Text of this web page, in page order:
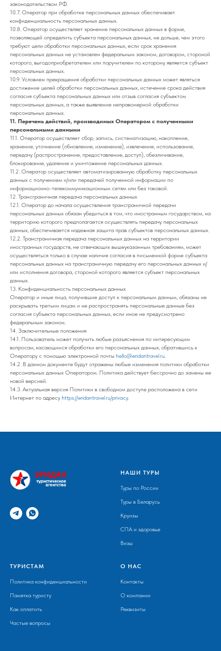
законодательством РФ.
10.7. Оператор при обработке персональных данных обеспечивает
конфиденциальность персональных данных.
10.8. Оператор осуществляет хранение персональных данных в форме,
позволяющей определить субъекта персональных данных, не дольше, чем этого
требуют цели обработки персональных данных, если срок хранения
персональных данных не установлен федеральным законом, договором, стороной
которого, выгодоприобретателем или поручителем по которому является субъект
персональных данных.
10.9. Условием прекращения обработки персональных данных может являться
достижение целей обработки персональных данных, истечение срока действия
согласия субъекта персональных данных или отзыв согласия субъектом
персональных данных, а также выявление неправомерной обработки
персональных данных.
11. Перечень действий, производимых Оператором с полученными
персональными данными
11.1. Оператор осуществляет сбор, запись, систематизацию, накопление,
хранение, уточнение (обновление, изменение), извлечение, использование,
передачу (распространение, предоставление, доступ), обезличивание,
блокирование, удаление и уничтожение персональных данных.
11.2. Оператор осуществляет автоматизированную обработку персональных
данных с получением и/или передачей полученной информации по
информационно-телекоммуникационным сетям или без таковой.
12. Трансграничная передача персональных данных
12.1. Оператор до начала осуществления трансграничной передачи
персональных данных обязан убедиться в том, что иностранным государством, на
территорию которого предполагается осуществлять передачу персональных
данных, обеспечивается надежная защита прав субъектов персональных данных.
12.2. Трансграничная передача персональных данных на территории
иностранных государств, не отвечающих вышеуказанным требованиям, может
осуществляться только в случае наличия согласия в письменной форме субъекта
персональных данных на трансграничную передачу его персональных данных и/
или исполнения договора, стороной которого является субъект персональных
данных.
13. Конфиденциальность персональных данных
Оператор и иные лица, получившие доступ к персональным данным, обязаны не
раскрывать третьим лицам и не распространять персональные данные без
согласия субъекта персональных данных, если иное не предусмотрено
федеральным законом.
14. Заключительные положения
14.1. Пользователь может получить любые разъяснения по интересующим
вопросам, касающимся обработки его персональных данных, обратившись к
Оператору с помощью электронной почты hello@eridantravel.ru.
14.2. В данном документе будут отражены любые изменения политики обработки
персональных данных Оператором. Политика действует бессрочно до замены ее
новой версией.
14.3. Актуальная версия Политики в свободном доступе расположена в сети
Интернет по адресу https://eridantravel.ru/privacy.
НАШИ ТУРЫ
Туры по России
Туры в Беларусь
Круизы
СПА и здоровье
Визы
ТУРИСТАМ
Политика конфиденциальности
Памятка туристу
Как оплатить
Частые вопросы
О НАС
Контакты
О компании
Реквизиты